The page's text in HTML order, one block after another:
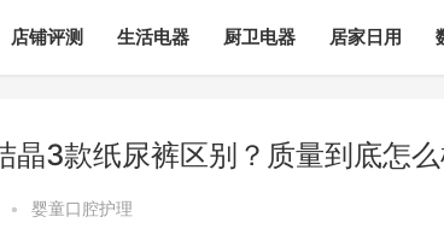
店铺评测 生活电器 厨卫电器 居家日用
晶3款纸尿裤区别？质量到底怎
• 婴童口腔护理